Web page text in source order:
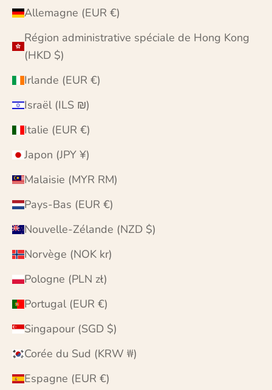
Allemagne (EUR €)
Région administrative spéciale de Hong Kong
(HKD $)
Irlande (EUR €)
Israël (ILS ₪)
Italie (EUR €)
Japon (JPY ¥)
Malaisie (MYR RM)
Pays-Bas (EUR €)
Nouvelle-Zélande (NZD $)
Norvège (NOK kr)
Pologne (PLN zł)
Portugal (EUR €)
Singapour (SGD $)
Corée du Sud (KRW ₩)
Espagne (EUR €)